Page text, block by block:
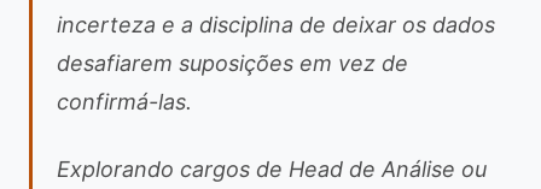
incerteza e a disciplina de deixar os dados
desafiarem suposições em vez de
confirmá-las.
Explorando cargos de Head de Análise ou